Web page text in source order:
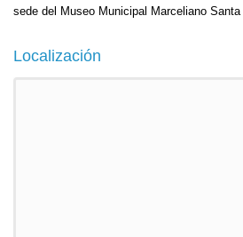
sede del Museo Municipal Marceliano
Localización